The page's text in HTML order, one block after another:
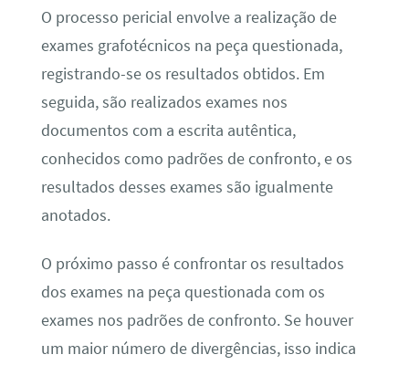
O processo pericial envolve a realização de
exames grafotécnicos na peça questionada,
registrando-se os resultados obtidos. Em
seguida, são realizados exames nos
documentos com a escrita autêntica,
conhecidos como padrões de confronto, e os
resultados desses exames são igualmente
anotados.
O próximo passo é confrontar os resultados
dos exames na peça questionada com os
exames nos padrões de confronto. Se houver
um maior número de divergências, isso indica